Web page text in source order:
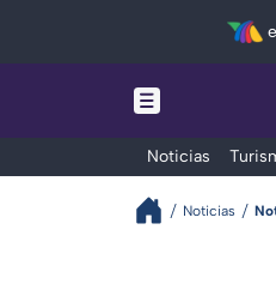
Noticias
Noticias